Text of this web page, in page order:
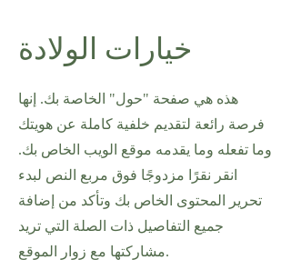
خيارات الولادة
هذه هي صفحة "حول" الخاصة بك. إنها
فرصة رائعة لتقديم خلفية كاملة عن هويتك
وما تفعله وما يقدمه موقع الويب الخاص بك.
انقر نقرًا مزدوجًا فوق مربع النص لبدء
تحرير المحتوى الخاص بك وتأكد من إضافة
جميع التفاصيل ذات الصلة التي تريد
مشاركتها مع زوار الموقع.